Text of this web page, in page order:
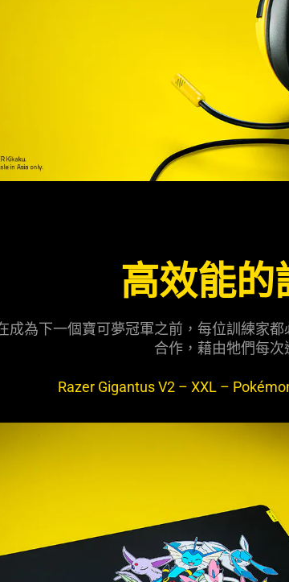
高效能的
成為下一個寶可夢冠軍之前，每位訓練家
合作，藉由牠們每
Razer Gigantus V2 – XXL –